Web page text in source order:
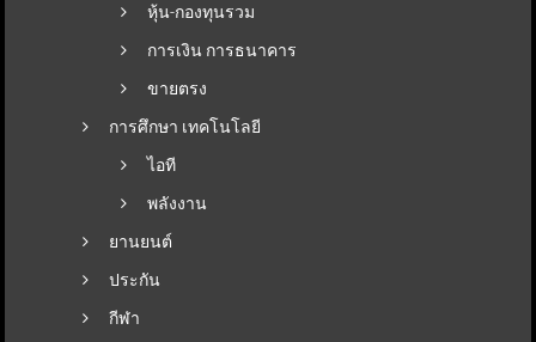
หุ้น-กองทุนรวม
การเงิน การธนาคาร
ขายตรง
การศึกษา เทคโนโลยี
ไอที
พลังงาน
ยานยนต์
ประกัน
กีฬา